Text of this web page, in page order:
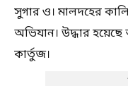
সুগার ও। মালদহের
অভিযান। উদ্ধার হয়েছে
কার্তুজ।